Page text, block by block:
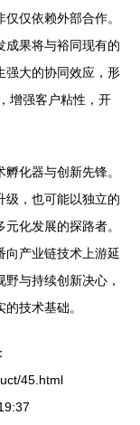
仅依赖外部合作。
成果将与裕同现有的
强大的协同效应，形
增强客户粘性，开
化器与创新先锋。
级，也可能以独立的
化发展的探路者。
向产业链技术上游延
与持续创新决心，
技术基础。
45.html